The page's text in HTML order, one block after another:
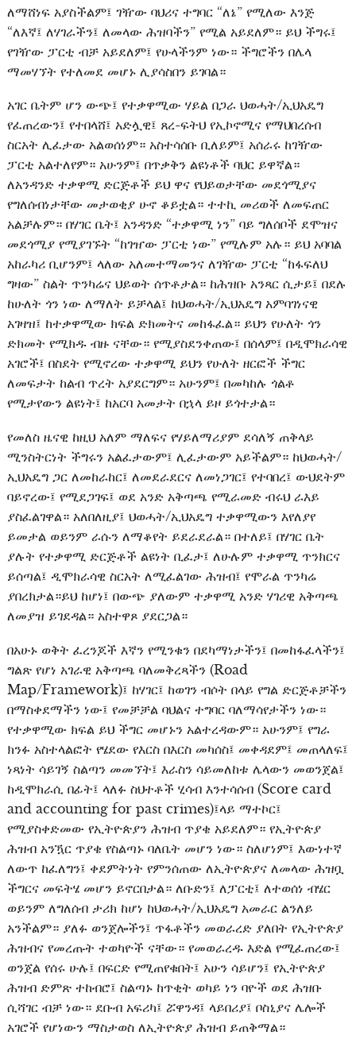
ለማሸነፍ አያስችልም፤ ገዥው ባህሪና ተግባር “ለኔ” የሚለው እንጅ
“ለእኛ፤ ለሃገራችን፤ ለመላው ሕዝባችን” የሚል አይደለም። ይህ ችግሩ፤
የገዥው ፓርቲ ብቻ አይደለም፤ የሁላችንም ነው። ችግሮችን በሌላ
ማመሃኘት የተለመደ መሆኑ ሊያሳስበን ይገባል።
አገር ቤትም ሆን ውጭ፤ የተቃዋሚው ሃይል በጋራ ህወሓት/ኢህአዴግ
የፈጠረውን፤ የተበላሸ፤ አድሏዊ፤ ጸረ-ፍትህ የኢኮኖሚና የማህበረሰብ
ስርአት ሊፈታው አልወሰነም። አስተሳሰቡ ቢለይም፤ አሰራሩ ከገዥው
ፓርቲ አልተለየም። አሁንም፤ በጥቃቅን ልዩነቶች ባህር ይዋኛል።
ለአንዳንድ ተቃዋሚ ድርጅቶች ይህ ዋና የህይወታቸው መደጎሚያና
የግለሰብነታቸው መታወቂያ ሁኖ ቆይቷል። ተተኪ መሪወች ለመፍጠር
አልቻሉም። በሃገር ቤት፤ አንዳንድ “ተቃዋሚ ነን” ባይ ግለሰቦች ደሞዝና
መደጎሚያ የሚያገኙት “ከገዠው ፓርቲ ነው” የሚሉም አሉ። ይህ አባባል
አከራካሪ ቢሆንም፤ ላለው አለመተማመንና ለገዥው ፓርቲ “ከፋፍለህ
ግዛው” ስልት ጥንካሬና ህይወት ሰጥቶታል። ከሕዝቡ አንጻር ሲታይ፤ በደሉ
ከሁለት ጎን ነው ለማለት ይቻላል፤ ከህወሓት/ኢህአዴግ አምባገነናዊ
አገዛዝ፤ ከተቃዋሚው ክፍል ድክመትና መከፋፈል። ይህን የሁለት ጎን
ድክመት የሚክዱ ብዙ ናቸው። የሚያስደንቀጠው፤ በሰላም፤ በዲሞክራሳዊ
አገሮች፤ በስደት የሚኖረው ተቃዋሚ ይህን የሁለት ዘርፎች ችግር
ለመፍታት ከልብ ጥረት አያደርግም። አሁንም፤ በመካከሉ ጎልቶ
የሚታየውን ልዩነት፤ ከአርባ አመታት በኋላ ይዞ ይጎተታል።
የመለስ ዜናዊ ከዚህ አለም ማለፍና የሃይለማሪያም ደሳለኝ ጠቅላይ
ሚንስትርነት ችግሩን አልፈታውም፤ ሊፈታውም አይችልም። ከህወሓት/
ኢህአዴግ ጋር ለመከራከር፤ ለመደራደርና ለመነጋገር፤ የተባበረ፤ ውህደትም
ባይኖረው፤ የሚደጋገፍ፤ ወደ አንድ አቅጣጫ የሚራመድ ብሩህ ራእይ
ያስፈልገዋል። አለበለዚያ፤ ህወሓት/ኢህአዴግ ተቃዋሚውን እየለያየ
ይመታል ወይንም ራሱን ለማቆየት ይደራደራል። በተለይ፤ በሃገር ቤት
ያሉት የተቃዋሚ ድርጅቶች ልዩነት ቢፈታ፤ ለሁሉም ተቃዋሚ ጥንክርና
ይሰጣል፤ ዲሞክራሳዊ ስርአት ለሚፈልገው ሕዝብ፤ የሞራል ጥንካሬ
ያበረክታል።ይህ ከሆነ፤ በውጭ ያለውም ተቃዋሚ አንድ ሃገሪዊ አቅጣጫ
ለመያዝ ይገደዳል። አስተዋጾ ያደርጋል።
በአሁኑ ወቅት ፈረንጆች እኛን የሚንቁን በደካማነታችን፤ በመከፋፈላችን፤
ግልጽ የሆነ አገራዊ አቅጣጫ ባለመቅረጻችን (Road
Map/Framework)፤ ከሃገር፤ ከወገን ብሶት በላይ የግል ድርጅቶቻችን
በማስቀደማችን ነው፤ የመቻቻል ባህልና ተግባር ባለማሳየታችን ነው።
የተቃዋሚው ክፍል ይህ ችግር መሆኑን አልተረዳውም። አሁንም፤ የግራ
ክንፉ አስተላልፎት የሄደው የእርስ በእርስ መካሰስ፤ መቀዳደም፤ መጠላለፍ፤
ነጻነት ሳይገኝ ስልጣን መመኘት፤ እራስን ሳይመለከቱ ሌላውን መወንጀል፤
ከዲሞክራሲ በፊት፤ ላለፉ ስህተቶች ሂሳብ እንተሳሰብ (Score card
and accounting for past crimes)፤ላይ ማተኮር፤
የሚያስቀድመው የኢትዮጵያን ሕዝብ ጥያቄ አይደለም። የኢትዮጵያ
ሕዝብ አንዃር ጥያቄ የስልጣኑ ባለቤት መሆን ነው። ስለሆነም፤ እውነተኛ
ለውጥ ከፈለግን፤ ቀደምትነት የምንሰጠው ለኢትዮጵያና ለመላው ሕዝቧ
ችግርና መፍትሄ መሆን ይኖርበታል። ለቡድን፤ ለፓርቲ፤ ለተወሰነ ብሄር
ወይንም ለግለሰብ ታሪክ ከሆነ ከህወሓት/ኢህአዴግ አመራር ልንለይ
አንችልም። ያለፉ ወንጀሎችን፤ ጥፋቶችን መወራረድ ያለበት የኢትዮጵያ
ሕዝብና የመረጡት ተወካዮች ናቸው። የመወራረዱ እድል የሚፈጠረው፤
ወንጀል የሰሩ ሁሉ፤ በፍርድ የሚጠየቁበት፤ አሁን ሳይሆን፤ የኢትዮጵያ
ሕዝብ ድምጽ ተከብሮ፤ ስልጣኑ ከጥቂት ወካይ ነን ባዮች ወደ ሕዝቡ
ሲሻገር ብቻ ነው። ደቡብ አፍሪካ፤ ሯዋንዳ፤ ላይበሪያ፤ ቦስኒያና ሌሎች
አገሮች የሆነውን ማስታወስ ለኢትዮጵያ ሕዝብ ይጠቅማል።